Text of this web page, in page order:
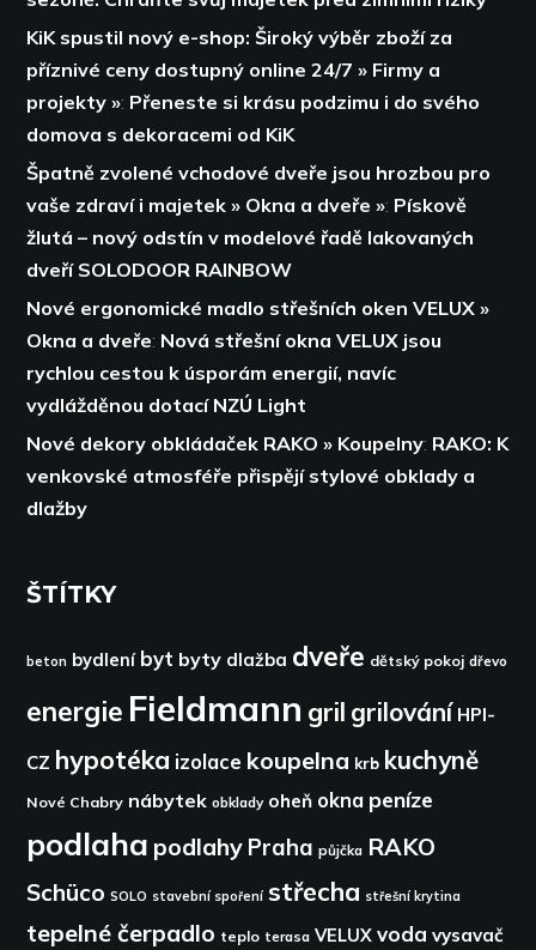
KiK spustil nový e-shop: Široký výběr zboží za
příznivé ceny dostupný online 24/7 » Firmy a
projekty »: Přeneste si krásu podzimu i do svého
domova s dekoracemi od KiK
Špatně zvolené vchodové dveře jsou hrozbou pro
vaše zdraví i majetek » Okna a dveře »: Pískově
žlutá – nový odstín v modelové řadě lakovaných
dveří SOLODOOR RAINBOW
Nové ergonomické madlo střešních oken VELUX »
Okna a dveře: Nová střešní okna VELUX jsou
rychlou cestou k úsporám energií, navíc
vydlážděnou dotací NZÚ Light
Nové dekory obkládaček RAKO » Koupelny: RAKO: K
venkovské atmosféře přispějí stylové obklady a
dlažby
ŠTÍTKY
beton bydlení byt byty dlažba dveře dětský pokoj dřevo
energie Fieldmann gril grilování HPI-
CZ hypotéka izolace koupelna krb kuchyně
Nové Chabry nábytek obklady oheň okna peníze
podlaha podlahy Praha půjčka RAKO
Schüco SOLO stavební spoření střecha střešní krytina
tepelné čerpadlo teplo terasa VELUX voda vysavač